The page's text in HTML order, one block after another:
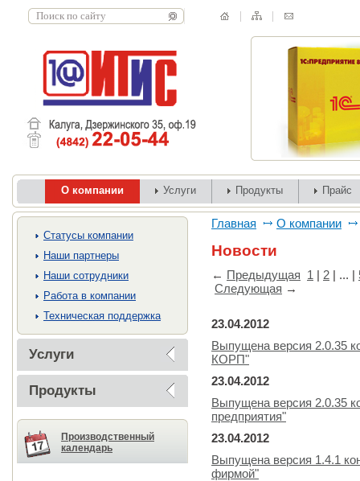
О компании Услуги Продукты Прайс
Cтатусы компании
Наши партнеры
Наши сотрудники
Работа в компании
Техническая поддержка
Услуги
Продукты
Производственный
календарь
Главная О компании
Новости
← Предыдущая 1 | 2 | ... |
Следующая →
23.04.2012
Выпущена версия 2.0.35
КОРП"
23.04.2012
Выпущена версия 2.0.35
предприятия"
23.04.2012
Выпущена версия 1.4.1
фирмой"